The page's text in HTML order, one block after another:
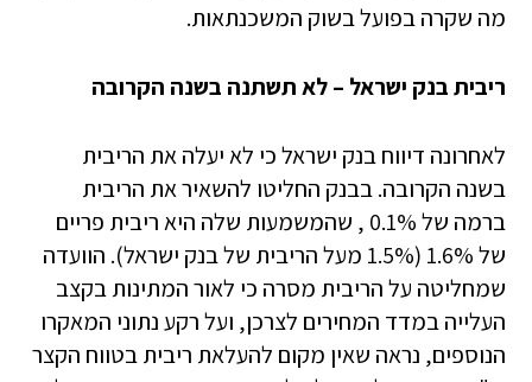
מה שקרה בפועל בשוק המשכנתאות.
ריבית בנק ישראל – לא תשתנה בשנה הקרובה
לאחרונה דיווח בנק ישראל כי לא יעלה את הריבית
בשנה הקרובה. בבנק החליטו להשאיר את הריבית
ברמה של 0.1% , שהמשמעות שלה היא ריבית פריים
של 1.6% (1.5% מעל הריבית של בנק ישראל). הוועדה
שמחליטה על הריבית מסרה כי לאור המתינות בקצב
העלייה במדד המחירים לצרכן, ועל רקע נתוני המאקרו
הנוספים, נראה שאין מקום להעלאת ריבית בטווח הקצר